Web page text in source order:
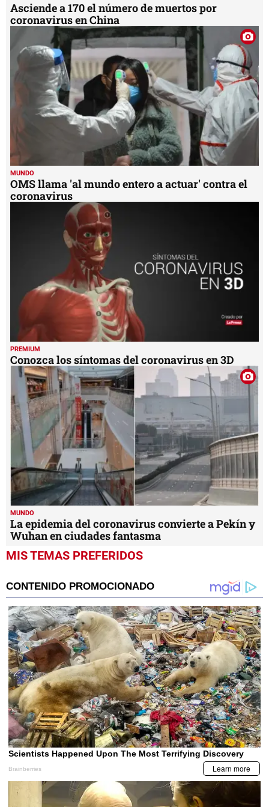
Asciende a 170 el número de muertos por
coronavirus en China
MUNDO
OMS llama 'al mundo entero a actuar' contra el
coronavirus
PREMIUM
Conozca los síntomas del coronavirus en 3D
MUNDO
La epidemia del coronavirus convierte a Pekín y
Wuhan en ciudades fantasma
MIS TEMAS PREFERIDOS